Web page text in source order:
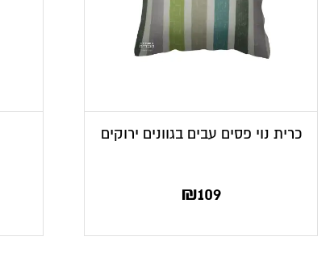
כרית נוי פסים עבים בגוונים ירוקים
₪109